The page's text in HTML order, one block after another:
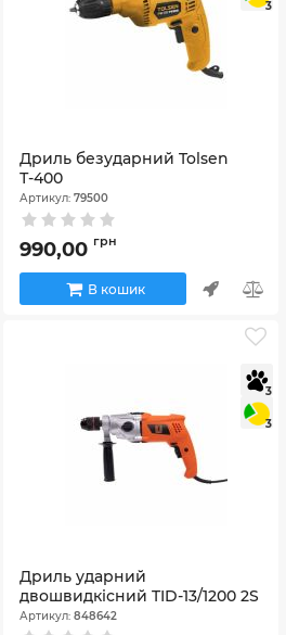
3
Дриль безударний Tolsen
Т-400
Артикул: 79500
990,00 грн
В кошик
3
3
Дриль ударний
двошвидкісний TID-13/1200 2S
Артикул: 848642